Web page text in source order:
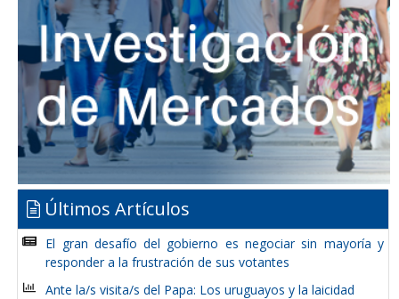
Últimos Artículos
El gran desafío del gobierno es negociar sin mayoría y
responder a la frustración de sus votantes
Ante la/s visita/s del Papa: Los uruguayos y la laicidad